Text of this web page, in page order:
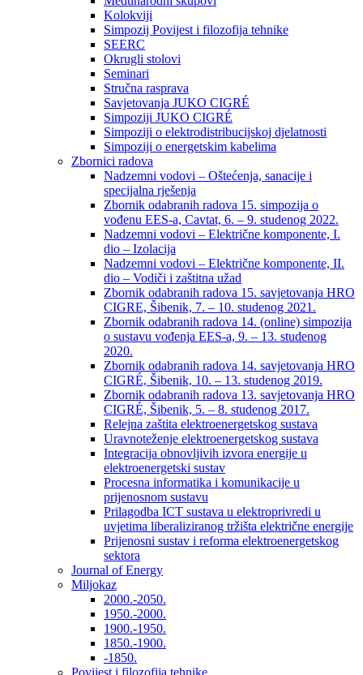
Kolokviji​
Simpozij Povijest i filozofija tehnike
SEERC
Okrugli stolovi
Seminari​
Stručna rasprava​
Savjetovanja JUKO CIGRÉ
Simpoziji JUKO CIGRÉ
Simpoziji o elektrodistribucijskoj djelatnosti
Simpoziji o energetskim kabelima
Zbornici radova
Nadzemni vodovi – Oštećenja, sanacije i
specijalna rješenja
Zbornik odabranih radova 15. simpozija o
vođenu EES-a, Cavtat, 6. – 9. studenog 2022.
Nadzemni vodovi – Električne komponente, I.
dio – Izolacija
Nadzemni vodovi – Električne komponente, II.
dio – Vodiči i zaštitna užad
Zbornik odabranih radova 15. savjetovanja HRO
CIGRE, Šibenik, 7. – 10. studenog 2021.
Zbornik odabranih radova 14. (online) simpozija
o sustavu vođenja EES-a, 9. – 13. studenog
2020.
Zbornik odabranih radova 14. savjetovanja HRO
CIGRÉ, Šibenik, 10. – 13. studenog 2019.
Zbornik odabranih radova 13. savjetovanja HRO
CIGRÉ, Šibenik, 5. – 8. studenog 2017.
Relejna zaštita elektroenergetskog sustava
Uravnoteženje elektroenergetskog sustava
Integracija obnovljivih izvora energije u
elektroenergetski sustav
Procesna informatika i komunikacije u
prijenosnom sustavu
Prilagodba ICT sustava u elektroprivredi u
uvjetima liberaliziranog tržišta električne energije
Prijenosni sustav i reforma elektroenergetskog
sektora
Journal of Energy
Miljokaz
2000.-2050.
1950.-2000.
1900.-1950.
1850.-1900.
-1850.
Povijest i filozofija tehnike